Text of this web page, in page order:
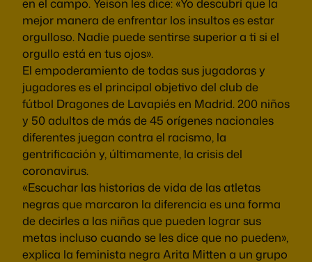
en el campo. Yeison les dice: «Yo descubrí que la
mejor manera de enfrentar los insultos es estar
orgulloso. Nadie puede sentirse superior a ti si el
orgullo está en tus ojos».
El empoderamiento de todas sus jugadoras y
jugadores es el principal objetivo del club de
fútbol Dragones de Lavapiés en Madrid. 200 niños
y 50 adultos de más de 45 orígenes nacionales
diferentes juegan contra el racismo, la
gentrificación y, últimamente, la crisis del
coronavirus.
«Escuchar las historias de vida de las atletas
negras que marcaron la diferencia es una forma
de decirles a las niñas que pueden lograr sus
metas incluso cuando se les dice que no pueden»,
explica la feminista negra Arita Mitten a un grupo